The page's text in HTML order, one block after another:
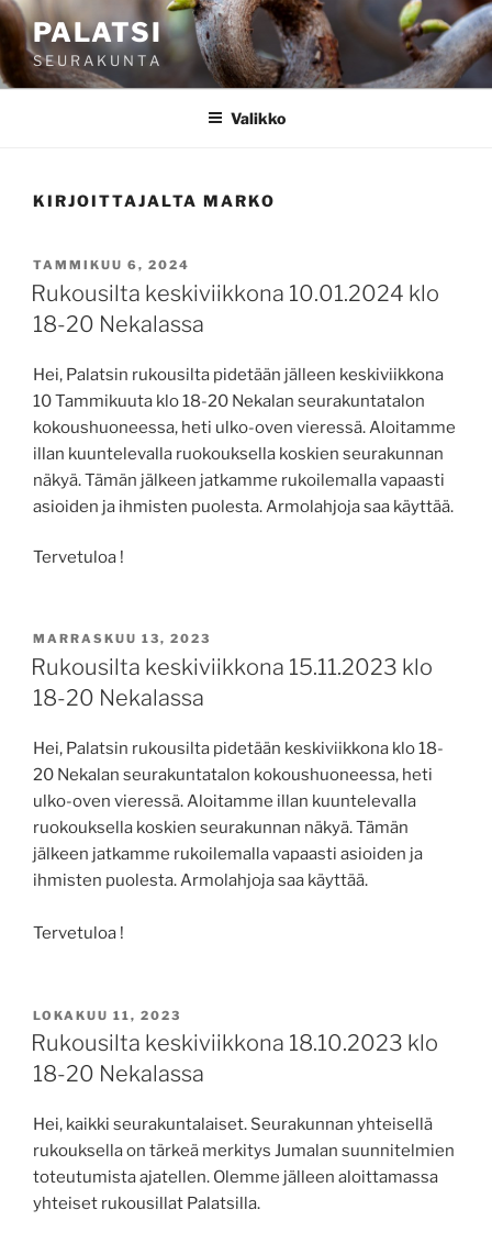
Siirry
sisältöön
PALATSI
S E U R A K U N T A
Valikko
KIRJOITTAJALTAMARKO
JULKAISTU
TAMMIKUU 6, 2024
Rukousilta keskiviikkona 10.01.2024 klo
18-20 Nekalassa
Hei, Palatsin rukousilta pidetään jälleen keskiviikkona
10 Tammikuuta klo 18-20 Nekalan seurakuntatalon
kokoushuoneessa, heti ulko-oven vieressä. Aloitamme
illan kuuntelevalla ruokouksella koskien seurakunnan
näkyä. Tämän jälkeen jatkamme rukoilemalla vapaasti
asioiden ja ihmisten puolesta. Armolahjoja saa käyttää.
Tervetuloa !
JULKAISTU
MARRASKUU 13, 2023
Rukousilta keskiviikkona 15.11.2023 klo
18-20 Nekalassa
Hei, Palatsin rukousilta pidetään keskiviikkona klo 18-
20 Nekalan seurakuntatalon kokoushuoneessa, heti
ulko-oven vieressä. Aloitamme illan kuuntelevalla
ruokouksella koskien seurakunnan näkyä. Tämän
jälkeen jatkamme rukoilemalla vapaasti asioiden ja
ihmisten puolesta. Armolahjoja saa käyttää.
Tervetuloa !
JULKAISTU
LOKAKUU 11, 2023
Rukousilta keskiviikkona 18.10.2023 klo
18-20 Nekalassa
Hei, kaikki seurakuntalaiset. Seurakunnan yhteisellä
rukouksella on tärkeä merkitys Jumalan suunnitelmien
toteutumista ajatellen. Olemme jälleen aloittamassa
yhteiset rukousillat Palatsilla.